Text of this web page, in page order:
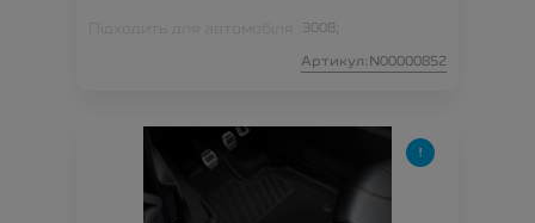
Підходить для автомобіля : 3008;
Артикул:N00000852